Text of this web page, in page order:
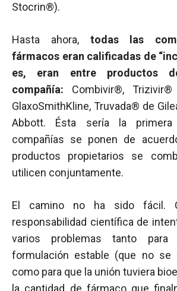
Stocrin®).
Hasta ahora,todas las
fármacos eran calificadas de
es, eran entre productos
compañía: Combivir®,
GlaxoSmithKline, Truvada® de
Abbott. Ésta sería la
compañías se ponen de
productos propietarios se
utilicen conjuntamente.
El camino no ha sido fácil.
responsabilidad científica de
varios problemas tanto para
formulación estable (que no se
como para que la unión tuviera
la cantidad de fármaco que